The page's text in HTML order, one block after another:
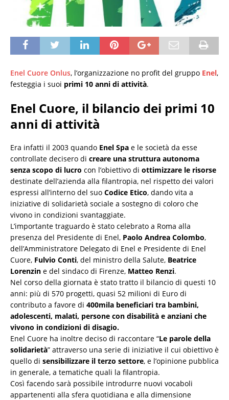
Enel Cuore Onlus, l’organizzazione no profit del gruppo Enel,
festeggia i suoi primi 10 anni di attività.
Enel Cuore, il bilancio dei primi 10
anni di attività
Era infatti il 2003 quando Enel Spa e le società da esse
controllate decisero di creare una struttura autonoma
senza scopo di lucro con l’obiettivo di ottimizzare le risorse
destinate dell’azienda alla filantropia, nel rispetto dei valori
espressi all’interno del suo Codice Etico, dando vita a
iniziative di solidarietà sociale a sostegno di coloro che
vivono in condizioni svantaggiate.
L’importante traguardo è stato celebrato a Roma alla
presenza del Presidente di Enel, Paolo Andrea Colombo,
dell’Amministratore Delegato di Enel e Presidente di Enel
Cuore, Fulvio Conti, del ministro della Salute, Beatrice
Lorenzin e del sindaco di Firenze, Matteo Renzi.
Nel corso della giornata è stato tratto il bilancio di questi 10
anni: più di 570 progetti, quasi 52 milioni di Euro di
contributo a favore di 400mila beneficiari tra bambini,
adolescenti, malati, persone con disabilità e anziani che
vivono in condizioni di disagio.
Enel Cuore ha inoltre deciso di raccontare “Le parole della
solidarietà” attraverso una serie di iniziative il cui obiettivo è
quello di sensibilizzare il terzo settore, e l’opinione pubblica
in generale, a tematiche quali la filantropia.
Così facendo sarà possibile introdurre nuovi vocaboli
appartenenti alla sfera quotidiana e alla dimensione